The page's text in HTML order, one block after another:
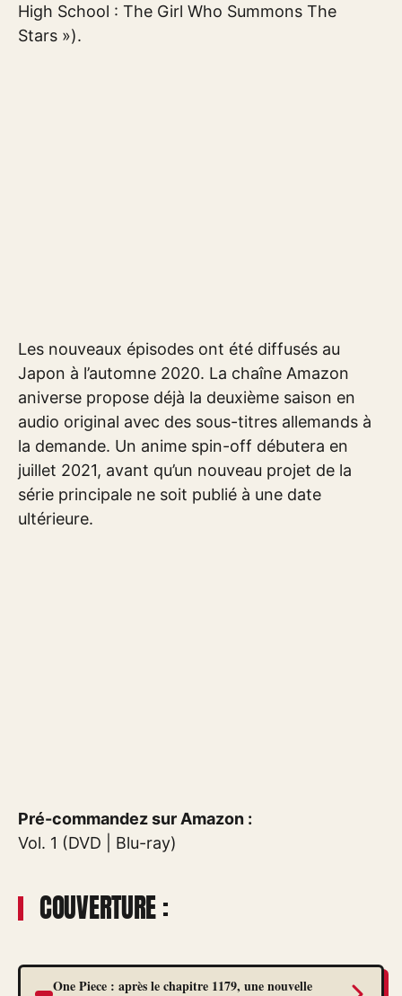
High School : The Girl Who Summons The
Stars »).
Les nouveaux épisodes ont été diffusés au
Japon à l’automne 2020. La chaîne Amazon
aniverse propose déjà la deuxième saison en
audio original avec des sous-titres allemands à
la demande. Un anime spin-off débutera en
juillet 2021, avant qu’un nouveau projet de la
série principale ne soit publié à une date
ultérieure.
Pré-commandez sur Amazon :
Vol. 1 (DVD | Blu-ray)
COUVERTURE :
One Piece : après le chapitre 1179, une nouvelle